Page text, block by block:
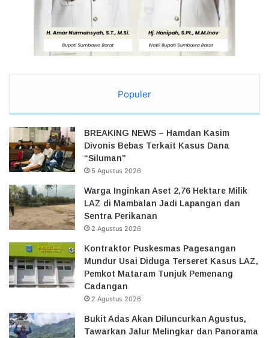
Populer
BREAKING NEWS – Hamdan Kasim
Divonis Bebas Terkait Kasus Dana
“Siluman”
5 Agustus 2026
Warga Inginkan Aset 2,76 Hektare Milik
LAZ di Mambalan Jadi Lapangan dan
Sentra Perikanan
2 Agustus 2026
Kontraktor Puskesmas Pagesangan
Mundur Usai Diduga Terseret Kasus LAZ,
Pemkot Mataram Tunjuk Pemenang
Cadangan
2 Agustus 2026
Bukit Adas Akan Diluncurkan Agustus,
Tawarkan Jalur Melingkar dan Panorama